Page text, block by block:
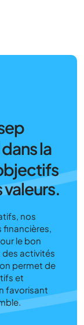
dans la
nos
financières,
le bon
activités
permet de
et
favorisant